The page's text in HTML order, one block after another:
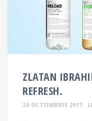
ZLATAN
REFRESH.
20 OCTOMBRIE 2017